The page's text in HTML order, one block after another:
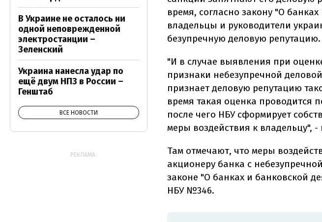
время, согласно закону "О
владельцы и руководители
безупречную деловую репутацию.
"И в случае выявления при
признаки небезупречной
признает деловую репутацию
время такая оценка проводится
после чего НБУ сформирует
меры воздействия к владельцу", -
Там отмечают, что меры
акционеру банка с
законе "О банках и банковской
НБУ №346.
В Украине не осталось ни
одной неповрежденной
электростанции –
Зеленский
Украина нанесла удар по
ещё двум НПЗ в России –
Генштаб
ВСЕ НОВОСТИ
РЕКЛАМА: